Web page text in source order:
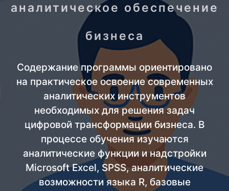
аналитическое обеспечение
бизнеса
Содержание программы ориентировано
на практическое освоение современных
аналитических инструментов
необходимых для решения задач
цифровой трансформации бизнеса. В
процессе обучения изучаются
аналитические функции и надстройки
Microsoft Excel, SPSS, аналитические
возможности языка R, базовые